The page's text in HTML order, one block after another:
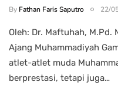
By Fathan Faris Saputro 22/
Oleh: Dr. Maftuhah, M.Pd.
Ajang Muhammadiyah
atlet-atlet muda
berprestasi, tetapi juga…